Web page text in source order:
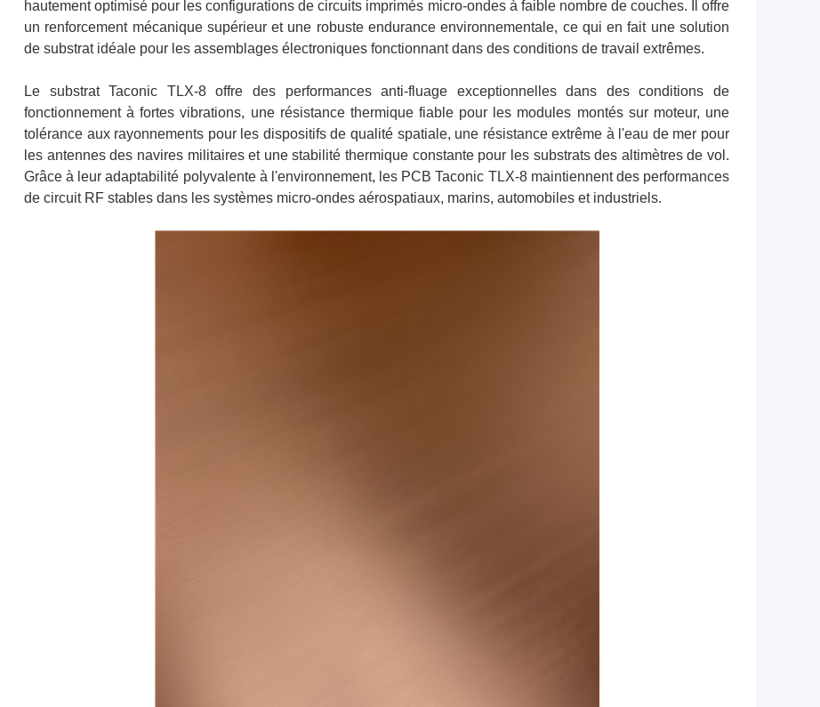
hautement optimisé pour les configurations de circuits imprimés micro-ondes à faible nombre de couches. Il offre
un renforcement mécanique supérieur et une robuste endurance environnementale, ce qui en fait une solution
de substrat idéale pour les assemblages électroniques fonctionnant dans des conditions de travail extrêmes.
Le substrat Taconic TLX-8 offre des performances anti-fluage exceptionnelles dans des conditions de
fonctionnement à fortes vibrations, une résistance thermique fiable pour les modules montés sur moteur, une
tolérance aux rayonnements pour les dispositifs de qualité spatiale, une résistance extrême à l'eau de mer pour
les antennes des navires militaires et une stabilité thermique constante pour les substrats des altimètres de vol.
Grâce à leur adaptabilité polyvalente à l'environnement, les PCB Taconic TLX-8 maintiennent des performances
de circuit RF stables dans les systèmes micro-ondes aérospatiaux, marins, automobiles et industriels.